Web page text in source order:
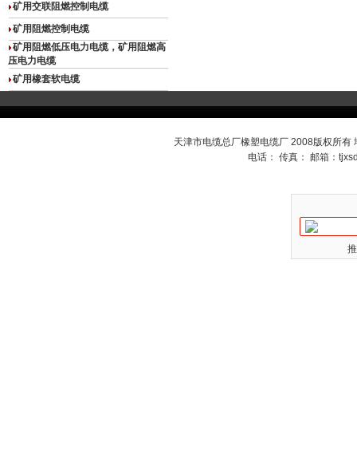
矿用交联阻燃控制电缆
矿用阻燃控制电缆
矿用阻燃低压电力电缆，矿用阻燃高
压电力电缆
矿用橡套软电缆
天津市电缆总厂橡塑电缆厂 2008版权所有
电话： 传真： 邮箱：